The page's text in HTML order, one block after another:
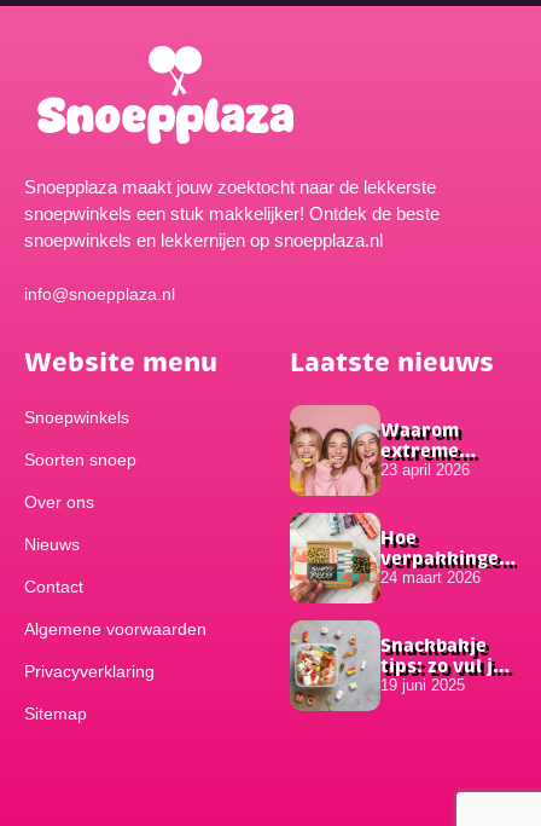
Snoepplaza maakt jouw zoektocht naar de lekkerste
snoepwinkels een stuk makkelijker! Ontdek de beste
snoepwinkels en lekkernijen op snoepplaza.nl
info@snoepplaza.nl
Website menu
Snoepwinkels
Soorten snoep
Over ons
Nieuws
Contact
Algemene voorwaarden
Privacyverklaring
Sitemap
Laatste nieuws
Waarom
extreme
smaken zo
jongeren
23 april 2026
Hoe
verpakkingen
bijdragen aan
bestellingen
24 maart 2026
Snackbakje
tips: zo vul je
hem
19 juni 2025